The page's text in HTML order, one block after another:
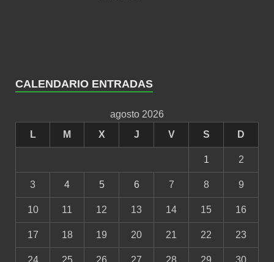
CALENDARIO ENTRADAS
agosto 2026
L
M X J V S D
1 2
3 4 5 6 7 8 9
10 11 12 13 14 15 16
17 18 19 20 21 22 23
24 25 26 27 28 29 30